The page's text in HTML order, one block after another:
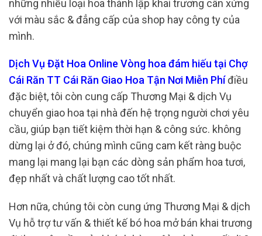
những nhiều loại hoa thành lập khai trương cân xứng
với màu sắc & đẳng cấp của shop hay công ty của
mình.
Dịch Vụ Đặt Hoa Online Vòng hoa đám hiếu tại Chợ
Cái Răn TT Cái Răn Giao Hoa Tận Nơi Miễn Phíđiều
đặc biệt, tôi còn cung cấp Thương Mại & dịch Vụ
chuyển giao hoa tại nhà đến hệ trọng người chơi yêu
cầu, giúp bạn tiết kiệm thời hạn & công sức. không
dừng lại ở đó, chúng mình cũng cam kết ràng buộc
mang lại mang lại bạn các dòng sản phẩm hoa tươi,
đẹp nhất và chất lượng cao tốt nhất.
Hơn nữa, chúng tôi còn cung ứng Thương Mại & dịch
Vụ hỗ trợ tư vấn & thiết kế bó hoa mở bán khai trương